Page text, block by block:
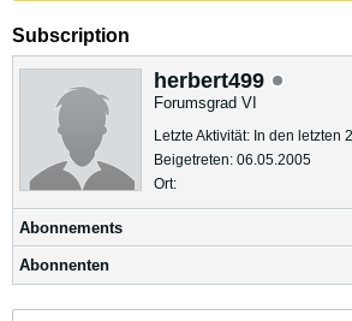
Subscription
herbert499
Forumsgrad VI
Letzte Aktivität: In den letzten
Beigetreten: 06.05.2005
Ort:
Abonnements
Abonnenten